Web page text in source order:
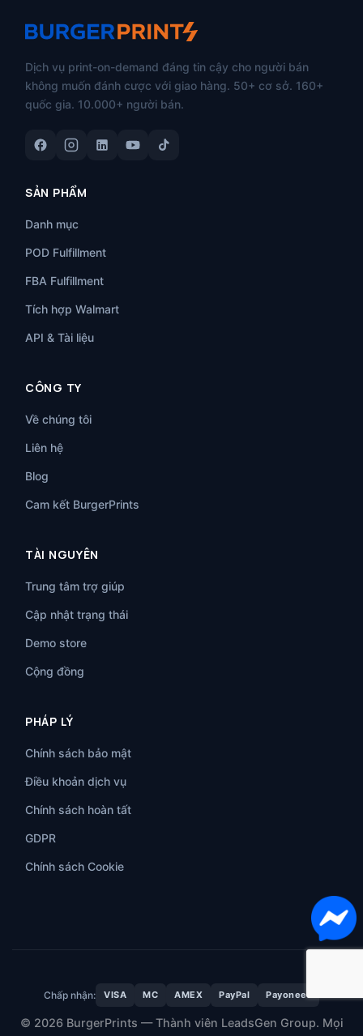
Dịch vụ print-on-demand đáng tin cậy cho người bán
không muốn đánh cược với giao hàng. 50+ cơ sở. 160+
quốc gia. 10.000+ người bán.
SẢN PHẨM
Danh mục
POD Fulfillment
FBA Fulfillment
Tích hợp Walmart
API & Tài liệu
CÔNG TY
Về chúng tôi
Liên hệ
Blog
Cam kết BurgerPrints
TÀI NGUYÊN
Trung tâm trợ giúp
Cập nhật trạng thái
Demo store
Cộng đồng
PHÁP LÝ
Chính sách bảo mật
Điều khoản dịch vụ
Chính sách hoàn tất
GDPR
Chính sách Cookie
Chấp nhận: VISA MC AMEX PayPal Payoneer
© 2026 BurgerPrints — Thành viên LeadsGen Group. Mọi